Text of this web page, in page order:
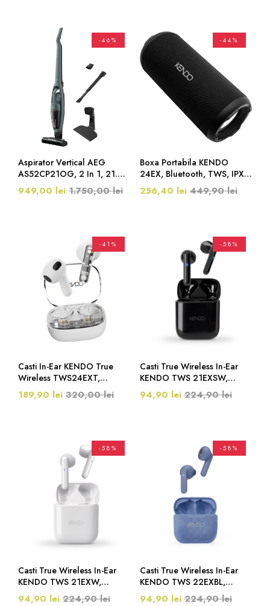
-46%
Aspirator Vertical AEG
AS52CP21OG, 2 In 1, 21.6
V, 50 Minute, Ocean Green
949,00 lei 1.750,00 lei
-44%
Boxa Portabila KENDO
24EX, Bluetooth, TWS, IPX6,
USB-C, MicroSD, Aux-In,
Negru
256,40 lei 449,90 lei
-41%
Casti In-Ear KENDO True
Wireless TWS24EXT,
Bluetooth, USB, Control
Tactil, Transparent
189,90 lei 320,00 lei
-58%
Casti True Wireless In-Ear
KENDO TWS 21EXSW,
Bluetooth, Negru
94,90 lei 224,90 lei
-58%
Casti True Wireless In-Ear
KENDO TWS 21EXW,
Bluetooth, Alb
94,90 lei 224,90 lei
-58%
Casti True Wireless In-Ear
KENDO TWS 22EXBL,
Bluetooth, USB-C, Albastru
94,90 lei 224,90 lei